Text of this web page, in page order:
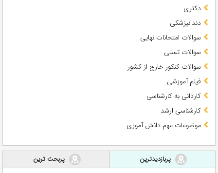
دکتری
دندانپزشکی
سوالات امتحانات نهایی
سوالات تستی
سوالات کنکور خارج از کشور
فیلم آموزشی
کاردانی به کارشناسی
کارشناسی ارشد
موضوعات مهم دانش آموزی
پربازدیدترین
پربحث ترین